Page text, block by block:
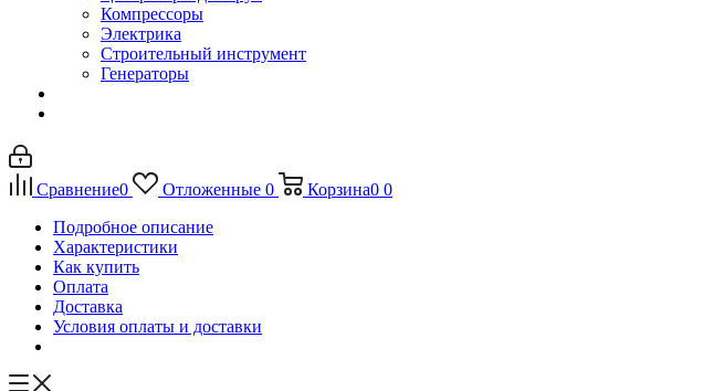
Компрессоры
Электрика
Строительный инструмент
Генераторы
Сравнение0 Отложенные 0 Корзина0 0
Подробное описание
Характеристики
Как купить
Оплата
Доставка
Условия оплаты и доставки